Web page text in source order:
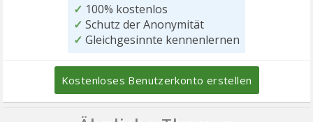
✓ 100% kostenlos
✓ Schutz der Anonymität
✓ Gleichgesinnte kennenlernen
Kostenloses Benutzerkonto erstellen